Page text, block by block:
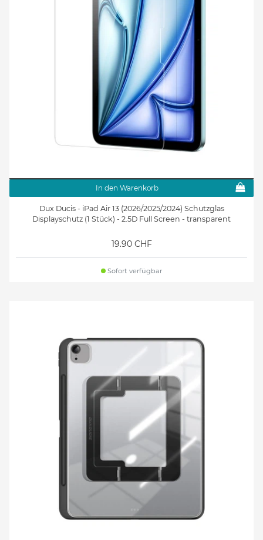
In den Warenkorb
Dux Ducis - iPad Air 13 (2026/2025/2024) Schutzglas
Displayschutz (1 Stück) - 2.5D Full Screen - transparent
19.90 CHF
Sofort verfügbar